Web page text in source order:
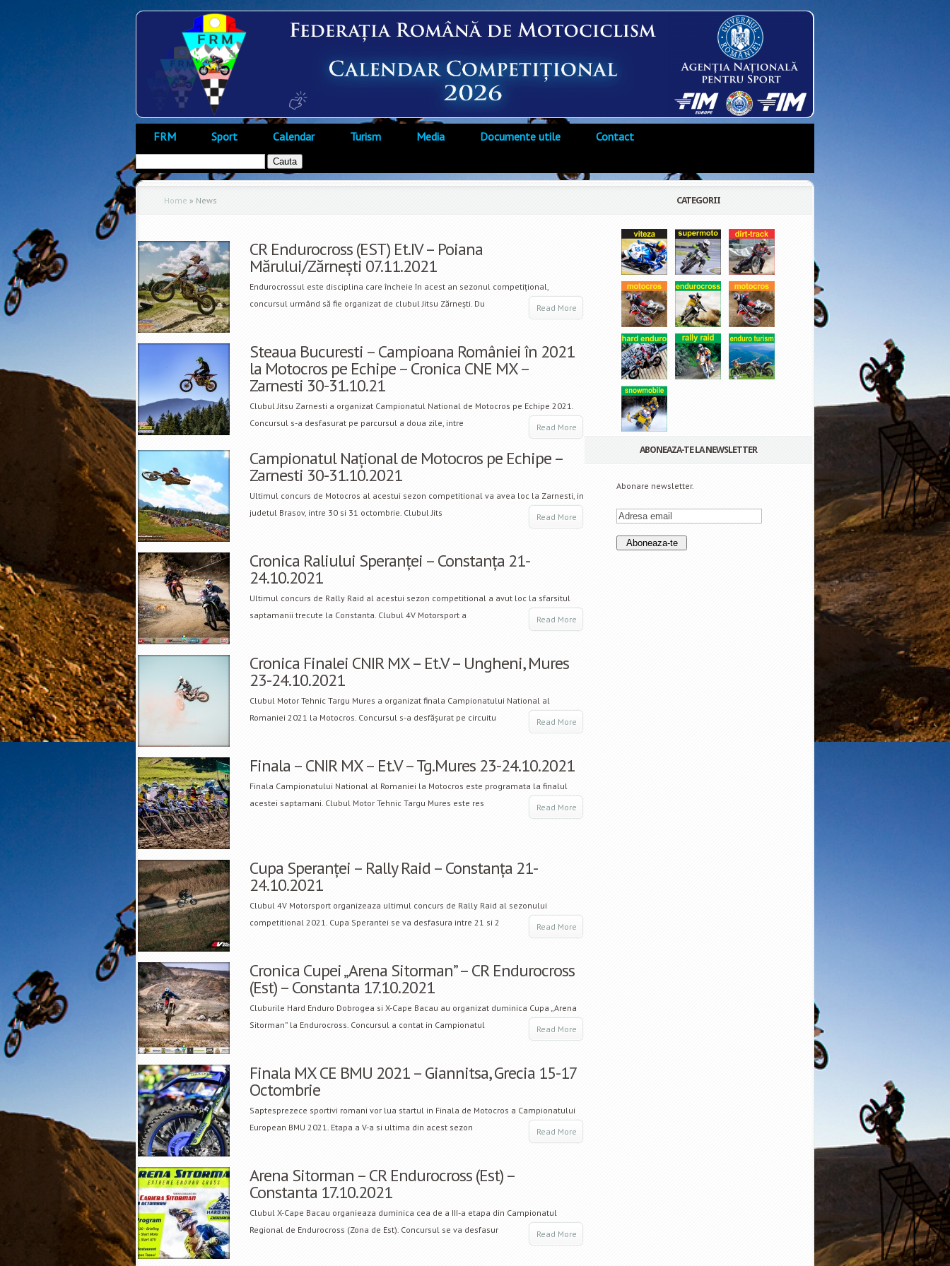
FRM Sport Calendar Turism Media Documente utile Contact
Home » News
CR Endurocross (EST) Et.IV – Poiana
Mărului/Zărnești 07.11.2021
Endurocrossul este disciplina care încheie în acest an sezonul competițional,
concursul urmând să fie organizat de clubul Jitsu Zărnești. Du
Read More
Steaua Bucuresti – Campioana României în 2021
la Motocros pe Echipe – Cronica CNE MX –
Zarnesti 30-31.10.21
Clubul Jitsu Zarnesti a organizat Campionatul National de Motocros pe Echipe 2021.
Concursul s-a desfasurat pe parcursul a doua zile, intre
Read More
Campionatul Național de Motocros pe Echipe –
Zarnesti 30-31.10.2021
Ultimul concurs de Motocros al acestui sezon competitional va avea loc la Zarnesti, in
judetul Brasov, intre 30 si 31 octombrie. Clubul Jits
Read More
Cronica Raliului Speranței – Constanța 21-
24.10.2021
Ultimul concurs de Rally Raid al acestui sezon competitional a avut loc la sfarsitul
saptamanii trecute la Constanta. Clubul 4V Motorsport a
Read More
Cronica Finalei CNIR MX – Et.V – Ungheni, Mures
23-24.10.2021
Clubul Motor Tehnic Targu Mures a organizat finala Campionatului National al
Romaniei 2021 la Motocros. Concursul s-a desfășurat pe circuitu
Read More
Finala – CNIR MX – Et.V – Tg.Mures 23-24.10.2021
Finala Campionatului National al Romaniei la Motocros este programata la finalul
acestei saptamani. Clubul Motor Tehnic Targu Mures este res
Read More
Cupa Speranței – Rally Raid – Constanța 21-
24.10.2021
Clubul 4V Motorsport organizeaza ultimul concurs de Rally Raid al sezonului
competitional 2021. Cupa Sperantei se va desfasura intre 21 si 2
Read More
Cronica Cupei „Arena Sitorman” – CR Endurocross
(Est) – Constanta 17.10.2021
Cluburile Hard Enduro Dobrogea si X-Cape Bacau au organizat duminica Cupa „Arena
Sitorman” la Endurocross. Concursul a contat in Campionatul
Read More
Finala MX CE BMU 2021 – Giannitsa, Grecia 15-17
Octombrie
Saptesprezece sportivi romani vor lua startul in Finala de Motocros a Campionatului
European BMU 2021. Etapa a V-a si ultima din acest sezon
Read More
Arena Sitorman – CR Endurocross (Est) –
Constanta 17.10.2021
Clubul X-Cape Bacau organieaza duminica cea de a III-a etapa din Campionatul
Regional de Endurocross (Zona de Est). Concursul se va desfasur
Read More
CATEGORII
ABONEAZA-TE LA NEWSLETTER
Abonare newsletter.